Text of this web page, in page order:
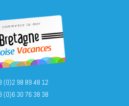
(0)2 98 89 48 12
(0)6 30 76 38 38